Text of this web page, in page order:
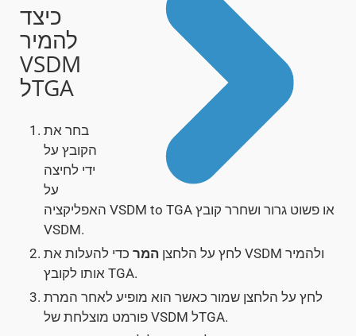
כיצד
להמיר
VSDM
לTGA
בחר את
הקובץ על
ידי לחיצה
על
האפליקציה VSDM to TGA או פשוט גרור ושחרר קובץ
VSDM.
לחץ על הלחצן המר כדי להעלות את VSDM ולהמיר
אותו לקובץ TGA.
לחץ על הלחצן שמור כאשר הוא מופיע לאחר המרת
פורמט מוצלחת של VSDM לTGA.